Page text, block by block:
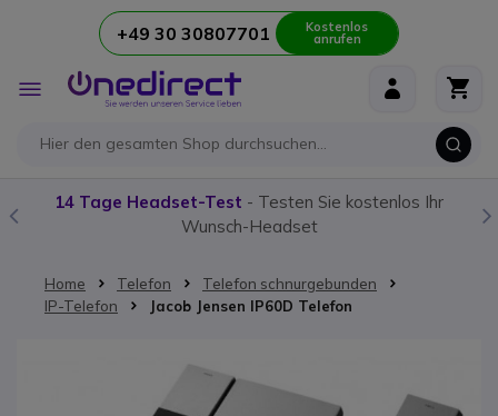
Zum Inhalt springen+49 30 30807701 Kostenlos
anrufen
Navigation
umschalten
14 Tage Headset-Test - Testen Sie kostenlos Ihr
Wunsch-Headset
Home Telefon
Telefon schnurgebunden
IP-Telefon
Jacob Jensen IP60D Telefon